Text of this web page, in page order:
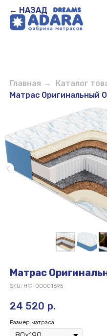
← НАЗАД
Главная → Каталог
Матрас Оригинальный
Матрас
SKU: НФ-00001695
24 520 р.
Размер матраса